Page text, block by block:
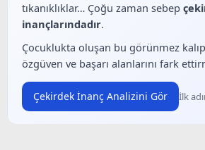
tıkanıklıklar… Çoğu zaman sebep
inançlarındadır.
Çocuklukta oluşan bu görünmez
özgüven ve başarı alanlarını fark
Çekirdek İnanç Analizini Gör İlk